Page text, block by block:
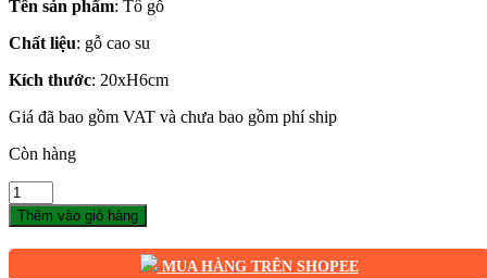
là:
tại
Tên sản phẩm: Tô gỗ
Chất liệu: gỗ cao su
Kích thước: 20xH6cm
Giá đã bao gồm VAT và chưa bao gồm phí ship
Còn hàng
Số
lượng
Thêm vào giỏ hàng
MUA HÀNG TRÊN SHOPEE